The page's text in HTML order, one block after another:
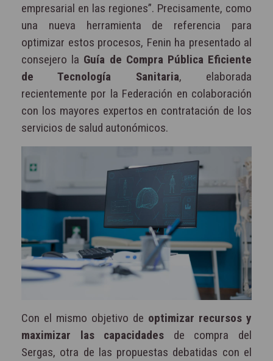
empresarial en las regiones”. Precisamente, como
una nueva herramienta de referencia para
optimizar estos procesos, Fenin ha presentado al
consejero la Guía de Compra Pública Eficiente
de Tecnología Sanitaria, elaborada
recientemente por la Federación en colaboración
con los mayores expertos en contratación de los
servicios de salud autonómicos.
Con el mismo objetivo de optimizar recursos y
maximizar las capacidades de compra del
Sergas, otra de las propuestas debatidas con el